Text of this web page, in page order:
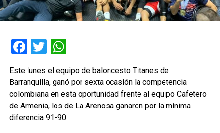
Facebook
TwitterWhatsApp
Este lunes el equipo de baloncesto Titanes de
Barranquilla, ganó por sexta ocasión la competencia
colombiana en esta oportunidad frente al equipo Cafetero
de Armenia, los de La Arenosa ganaron por la mínima
diferencia 91-90.